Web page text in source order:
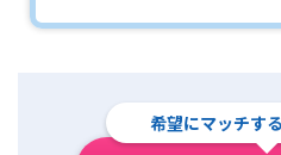
希望にマッチす